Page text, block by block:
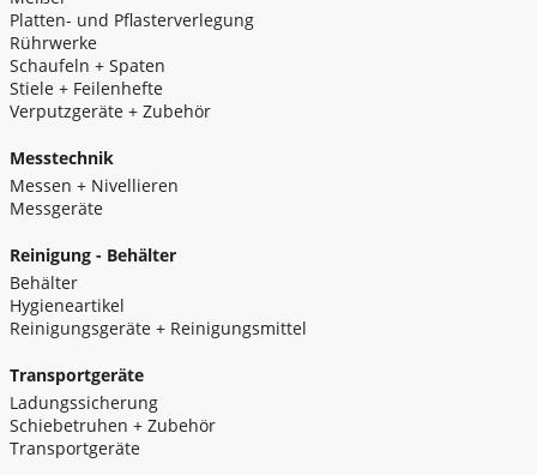
Platten- und Pflasterverlegung
Rührwerke
Schaufeln + Spaten
Stiele + Feilenhefte
Verputzgeräte + Zubehör
Messtechnik
Messen + Nivellieren
Messgeräte
Reinigung - Behälter
Behälter
Hygieneartikel
Reinigungsgeräte + Reinigungsmittel
Transportgeräte
Ladungssicherung
Schiebetruhen + Zubehör
Transportgeräte